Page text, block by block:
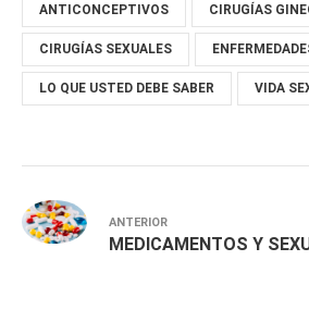
ANTICONCEPTIVOS CIRUGÍAS
CIRUGÍAS SEXUALES
LO QUE USTED DEBE SABER VIDA
ANTERIOR
MEDICAMENTOS Y